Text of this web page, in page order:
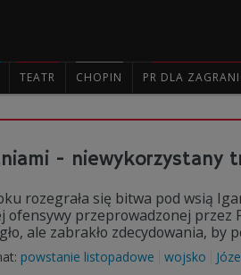
TEATR CHOPIN PR DLA
- niewykorzystany
rozegrała się bitwa pod wsią
przeprowadzonej przez
ale zabrakło zdecydowania, by
powstanie listopadowe wojsko